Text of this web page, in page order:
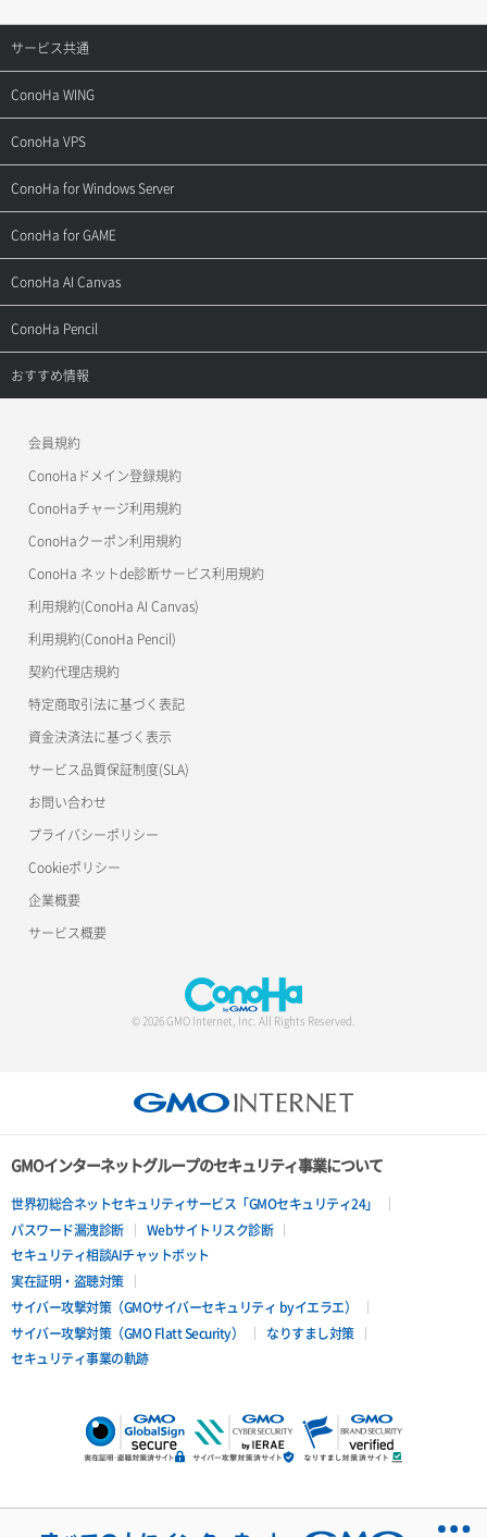
サービス共通
サポートトップ
ご契約・お支払い
用語集
お問い合わせ
ConoHa WING
サポートトップ
ご利用ガイド
お乗り換えガイド
よくある質問
ConoHa VPS
サポートトップ
ご利用ガイド
APIドキュメントVPS2.0
APIドキュメントVPS3.0
ConoHa for Windows Server
サポートトップ
ご利用ガイド
APIドキュメントVPS2.0
APIドキュメントVPS3.0
ConoHa for GAME
サポートトップ
ご利用ガイド
ConoHa AI Canvas
サポートトップ
ご利用ガイド
ConoHa Pencil
サポートトップ
おすすめ情報
美雲このは徹底ガイド
会員規約
ConoHaドメイン登録規約
ConoHaチャージ利用規約
ConoHaクーポン利用規約
ConoHa ネットde診断サービス利用規約
利用規約(ConoHa AI Canvas)
利用規約(ConoHa Pencil)
契約代理店規約
特定商取引法に基づく表記
資金決済法に基づく表示
サービス品質保証制度(SLA)
お問い合わせ
プライバシーポリシー
Cookieポリシー
企業概要
サービス概要
© 2026 GMO Internet, Inc. All Rights Reserved.
GMOインターネットグループのセキュリティ事業について
世界初総合ネットセキュリティサービス「GMOセキュリティ24」
パスワード漏洩診断
Webサイトリスク診断
セキュリティ相談AIチャットボット
実在証明・盗聴対策
サイバー攻撃対策（GMOサイバーセキュリティ byイエラエ）
サイバー攻撃対策（GMO Flatt Security）
なりすまし対策
セキュリティ事業の軌跡